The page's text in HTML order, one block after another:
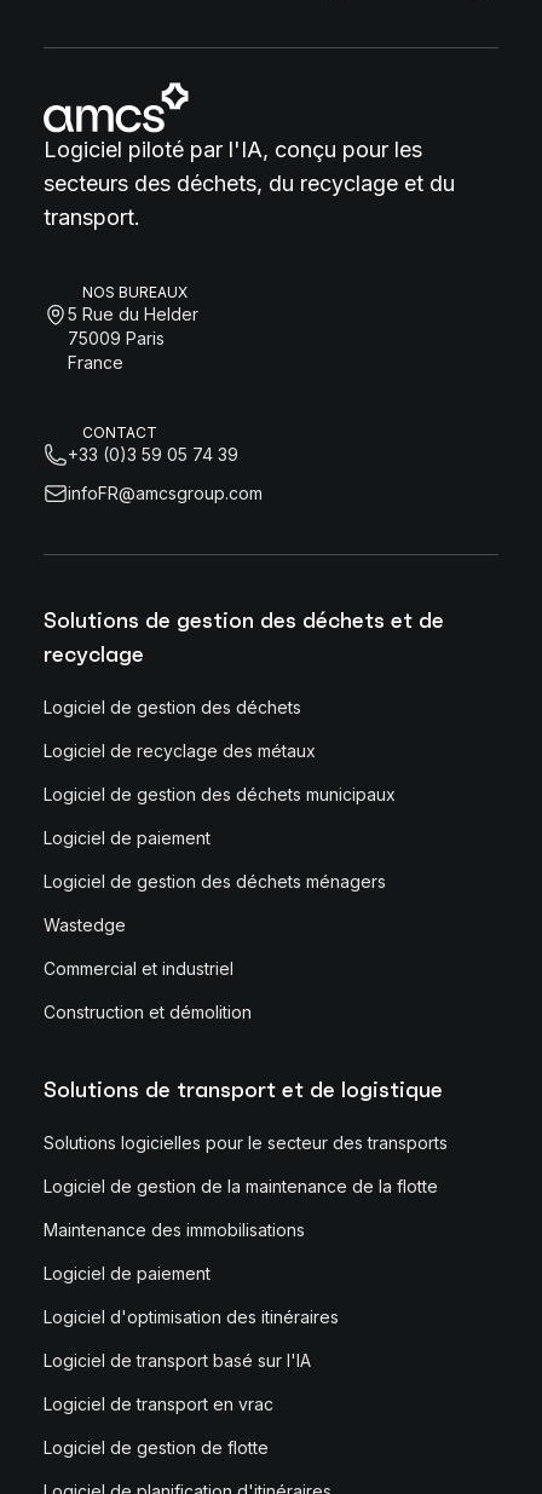
Logiciel piloté par l'IA, conçu pour les
secteurs des déchets, du recyclage et du
transport.
NOS BUREAUX
5 Rue du Helder
75009 Paris
France
CONTACT
+33 (0)3 59 05 74 39
infoFR@amcsgroup.com
Solutions de gestion des déchets et de
recyclage
Logiciel de gestion des déchets
Logiciel de recyclage des métaux
Logiciel de gestion des déchets municipaux
Logiciel de paiement
Logiciel de gestion des déchets ménagers
Wastedge
Commercial et industriel
Construction et démolition
Solutions de transport et de logistique
Solutions logicielles pour le secteur des transports
Logiciel de gestion de la maintenance de la flotte
Maintenance des immobilisations
Logiciel de paiement
Logiciel d'optimisation des itinéraires
Logiciel de transport basé sur l'IA
Logiciel de transport en vrac
Logiciel de gestion de flotte